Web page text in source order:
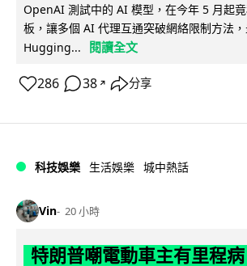
OpenAI 測試中的 AI 模型，在今年 5 月起
板，讓多個 AI 代理互通突破網絡限制方法
Hugging...
閱讀全文
286 38 ↗ 分享
科技娛樂 生活娛樂 城中熱話
Vin 20 小時
特朗普嘲電動車主有里程